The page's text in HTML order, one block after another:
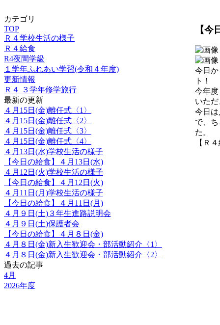
カテゴリ
TOP
Ｒ４学校生活の様子
Ｒ４給食
R4夜間学級
１学年ふれあい学習(令和４年度)
更新情報
Ｒ４ ３学年修学旅行
最新の更新
４月15日(金)離任式〈1〉
４月15日(金)離任式〈2〉
４月15日(金)離任式〈3〉
４月15日(金)離任式〈4〉
４月13日(水)学校生活の様子
【今日の給食】４月13日(水)
４月12日(火)学校生活の様子
【今日の給食】４月12日(火)
４月11日(月)学校生活の様子
【今日の給食】４月11日(月)
４月９日(土)３年生進路説明会
４月９日(土)保護者会
【今日の給食】４月８日(金)
４月８日(金)新入生歓迎会・部活動紹介〈1〉
４月８日(金)新入生歓迎会・部活動紹介〈2〉
過去の記事
4月
2026年度
【今
今日
ト！
今年
いた
今日
で、
た。
【Ｒ